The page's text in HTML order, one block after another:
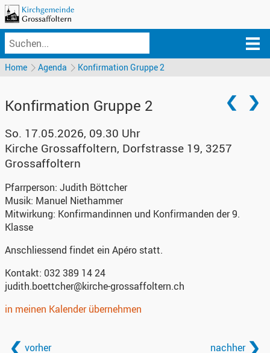
Home Agenda Konfirmation Gruppe 2
Konfirmation Gruppe 2
So. 17.05.2026, 09.30 Uhr
Kirche Grossaffoltern, Dorfstrasse 19, 3257
Grossaffoltern
Pfarrperson: Judith Böttcher
Musik: Manuel Niethammer
Mitwirkung: Konfirmandinnen und Konfirmanden der 9.
Klasse
Anschliessend findet ein Apéro statt.
Kontakt: 032 389 14 24
judith.boettcher@kirche-grossaffoltern.ch
in meinen Kalender übernehmen
vorher nachher